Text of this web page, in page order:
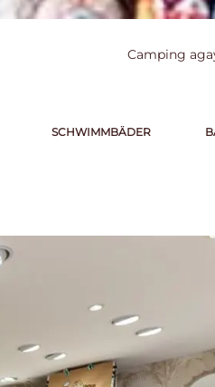
Camping
SCHWIMMBÄDER